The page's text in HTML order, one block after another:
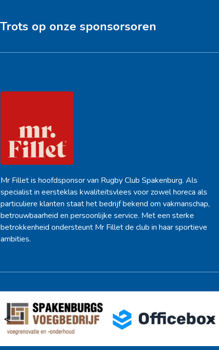
Trots op onze sponsorsoren
Mr Fillet is hoofdsponsor van Rugby Club Spakenburg. Als
specialist in eersteklas kwaliteitsvlees voor zowel horeca als
particuliere klanten staat het bedrijf bekend om vakmanschap,
betrouwbaarheid en persoonlijke service. Met een sterke
betrokkenheid ondersteunt Mr Fillet de club in haar sportieve
ambities.
< >